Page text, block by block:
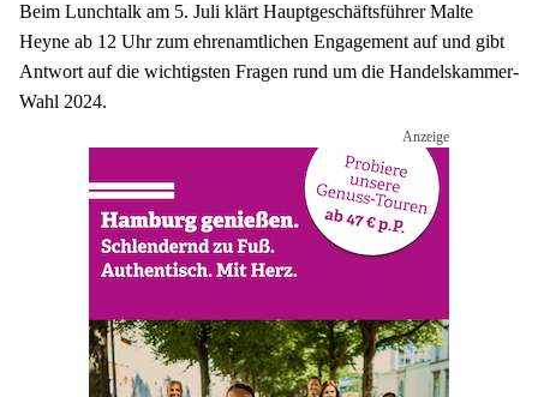
Beim Lunchtalk am 5. Juli klärt Hauptgeschäftsführer Malte
Heyne ab 12 Uhr zum ehrenamtlichen Engagement auf und gibt
Antwort auf die wichtigsten Fragen rund um die Handelskammer-
Wahl 2024.